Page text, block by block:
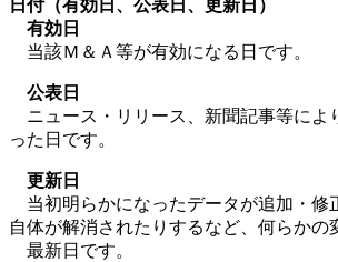
日付（有効日、公表日、更新日）
有効日
当該Ｍ＆Ａ等が有効になる日です。
公表日
ニュース・リリース、新聞記事等によ
った日です。
更新日
当初明らかになったデータが追加・修
自体が解消されたりするなど、何らかの
最新日です。